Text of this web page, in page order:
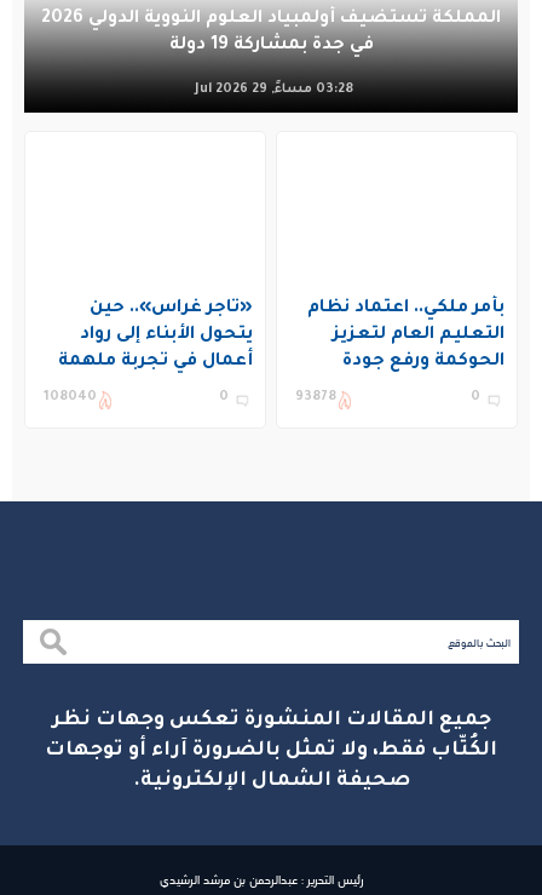
المملكة تستضيف أولمبياد العلوم النووية الدولي 2026
في جدة بمشاركة 19 دولة
03:28 مساءً, 29 Jul 2026
بأمر ملكي.. اعتماد نظام
التعليم العام لتعزيز
الحوكمة ورفع جودة
التعليم في المملكة
0
93878
«تاجر غراس».. حين
يتحول الأبناء إلى رواد
أعمال في تجربة ملهمة
بنادي غراس الصيفي
0
108040
جميع المقالات المنشورة تعكس وجهات نظر
الكُتّاب فقط، ولا تمثل بالضرورة آراء أو توجهات
صحيفة الشمال الإلكترونية.
رئيس التحرير : عبدالرحمن بن مرشد الرشيدي